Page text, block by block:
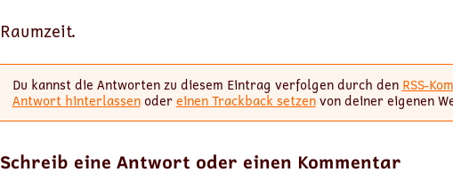
Raumzeit.
Du kannst die Antworten zu diesem Eintrag verfolgen durch den RSS-
Antwort hinterlassenodereinen Trackback setzenvon deiner eigenen
Schreib eine Antwort oder einen Kommentar